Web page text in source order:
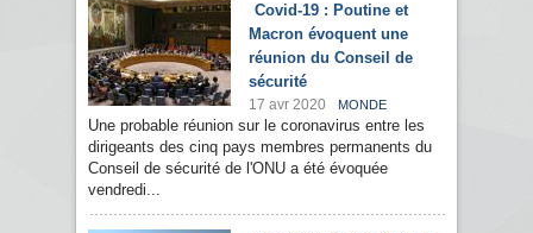
Covid-19 : Poutine et
Macron évoquent une
réunion du Conseil de
sécurité
17 avr 2020 MONDE
Une probable réunion sur le coronavirus entre les
dirigeants des cinq pays membres permanents du
Conseil de sécurité de l'ONU a été évoquée
vendredi...